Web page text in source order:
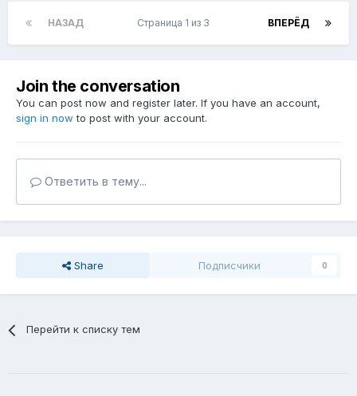
НАЗАД ВПЕРЁД
Страница 1 из 3
Join the conversation
You can post now and register later. If you have an account,
sign in now to post with your account.
Ответить в тему...
Share Подписчики 0
Перейти к списку тем